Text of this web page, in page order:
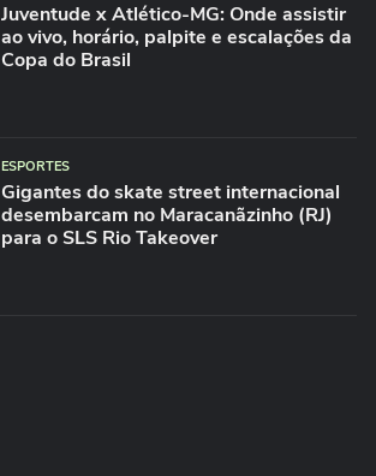
Juventude x Atlético-MG: Onde assistir
ao vivo, horário, palpite e escalações da
Copa do Brasil
ESPORTES
Gigantes do skate street internacional
desembarcam no Maracanãzinho (RJ)
para o SLS Rio Takeover